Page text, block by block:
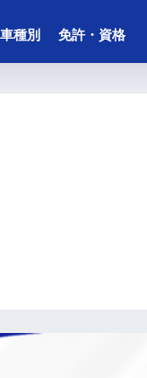
車種別 免許・資格